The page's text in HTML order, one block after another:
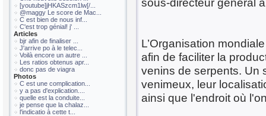
[youtube]jHKASzcm1lw[/...
@maggy Le score de Mac...
C est bien de nous inf...
C'est trop génial! j' ...
Articles
bjr afin de finaliser ...
J'arrive po à le telec...
Voilà encore un autre ...
Les ratios obtenus apr...
donc pas de viagra
Photos
C est une complication...
y a pas d'explication....
quelle est la conduite...
je pense que la chalaz...
l'indicatio à cette t...
L’Organisation
afin de faciliter la
venins de serpents. Un
venimeux, leur
ainsi que l'endroit où